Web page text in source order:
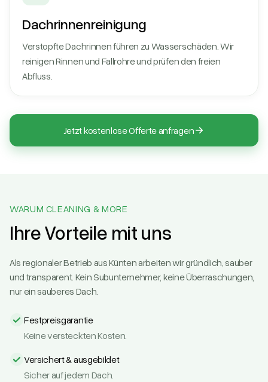
Dachrinnen­reinigung
Verstopfte Dachrinnen führen zu Wasserschäden. Wir
reinigen Rinnen und Fallrohre und prüfen den freien
Abfluss.
Jetzt kostenlose Offerte anfragen
WARUM CLEANING & MORE
Ihre Vorteile mit uns
Als regionaler Betrieb aus Künten arbeiten wir gründlich, sauber
und transparent. Kein Subunternehmer, keine Überraschungen,
nur ein sauberes Dach.
Festpreisgarantie
Keine versteckten Kosten.
Versichert & ausgebildet
Sicher auf jedem Dach.